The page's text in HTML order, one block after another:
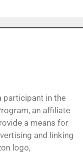
participant in the
an affiliate
a means for
and linking
logo,